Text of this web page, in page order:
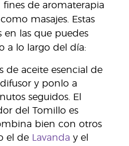
de aromaterapia
masajes. Estas
en las que puedes
a lo largo del día:
de aceite esencial de
y ponlo a
seguidos. El
del Tomillo es
bien con otros
el de Lavanda y el